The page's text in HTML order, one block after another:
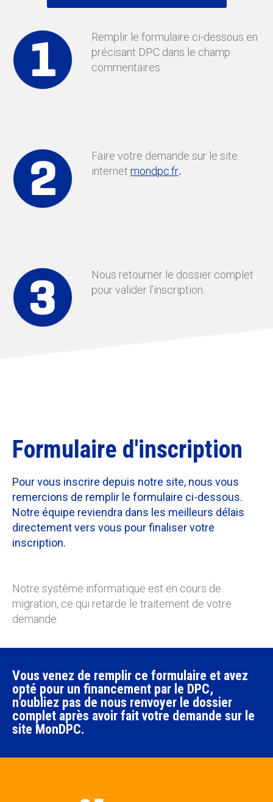
Remplir le formulaire ci-dessous en
précisant DPC dans le champ
commentaires.
Faire votre demande sur le site
internet mondpc.fr.
Nous retourner le dossier complet
pour valider l’inscription.
Formulaire d'inscription
Pour vous inscrire depuis notre site, nous vous
remercions de remplir le formulaire ci-dessous.
Notre équipe reviendra dans les meilleurs délais
directement vers vous pour finaliser votre
inscription.
Notre système informatique est en cours de
migration, ce qui retarde le traitement de votre
demande.
Vous venez de remplir ce formulaire et avez
opté pour un financement par le DPC,
n’oubliez pas de nous renvoyer le dossier
complet après avoir fait votre demande sur le
site MonDPC.